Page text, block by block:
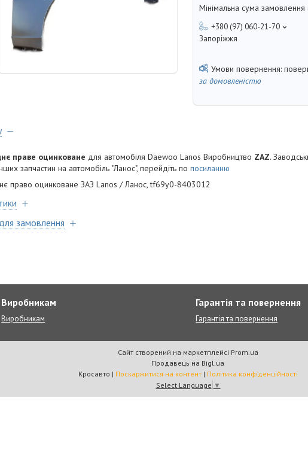
Мінімальна сума
+380 (97) 060-21-70
Запоріжжя
за домовленістю
праве оцинковане для автомобіля Daewoo Lanos Виробництво ZAZ.
запчастин на автомобіль "Ланос", перейдіть по посиланню
право оцинковане ЗАЗ Lanos / Ланос, tf69y0-8403012
замовлення
Виробникам
Виробникам
Гарантія та повернення
Гарантія та повернення
Сайт створений на маркетплейсі Prom.ua
Продавець на Bigl.ua
Кросавто | Поскаржитися на контент | Політика конфіденційності
Select Language ▼